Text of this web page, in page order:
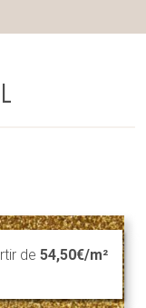
de 54,50€/m²